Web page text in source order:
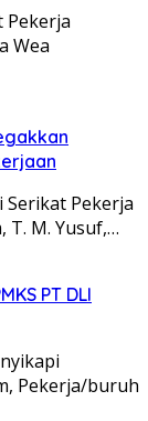
Pekerja
Wea
Serikat Pekerja
T. M. Yusuf,…
PT DLI
Pekerja/buruh